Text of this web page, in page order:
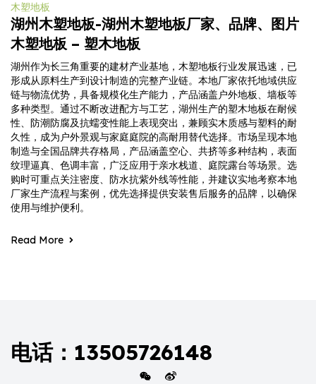
木塑地板
湖州木塑地板-湖州木塑地板厂家、品牌、图片
木塑地板 – 塑木地板
湖州作为长三角重要的建材产业基地，木塑地板行业发展迅速，已
形成从原料生产到设计制造的完整产业链。本地厂家依托地域供应
链与物流优势，具备规模化生产能力，产品涵盖户外地板、墙板等
多种类型。通过不断改进配方与工艺，湖州生产的塑木地板在耐候
性、防潮防腐及抗蠕变性能上表现突出，兼顾实木质感与塑料的耐
久性，成为户外景观与家庭庭院的高耐用替代选择。市场呈现本地
制造与全国品牌共存格局，产品涵盖空心、共挤等多种结构，表面
纹理逼真、色调丰富，广泛应用于亲水栈道、庭院露台等场景。选
购时可重点关注密度、防水抗紫外线等性能，并建议实地考察本地
厂家生产流程与案例，优先选择提供安装售后服务的品牌，以确保
使用与维护便利。
Read More
电话：13505726148